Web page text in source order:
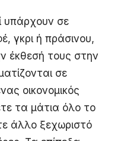
υπάρχουν σε
γκρι ή πράσινου,
έκθεσή τους στην
σε
οικονομικός
τα μάτια όλο το
άλλο ξεχωριστό